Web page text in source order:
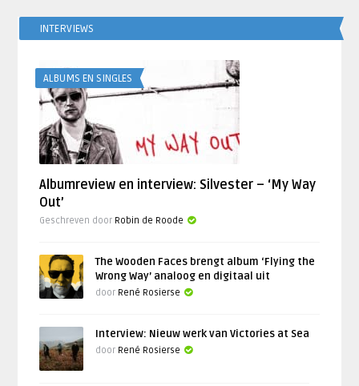
INTERVIEWS
ALBUMS EN SINGLES
Albumreview en interview: Silvester – ‘My Way
Out’
Geschreven door Robin de Roode
The Wooden Faces brengt album ‘Flying the
Wrong Way’ analoog en digitaal uit
door René Rosierse
Interview: Nieuw werk van Victories at Sea
door René Rosierse